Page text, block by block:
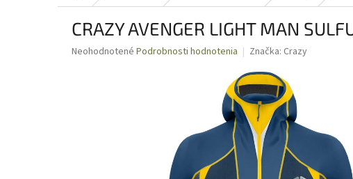
CRAZY AVENGER LIGHT MAN
Priemerné
Neohodnotené Podrobnosti hodnotenia Značka: Crazy